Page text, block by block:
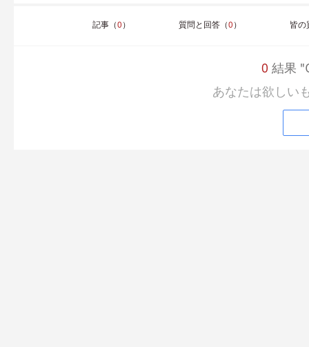
記事（0） 質問と回答（0） 皆の
0 結果
あなたは欲しい